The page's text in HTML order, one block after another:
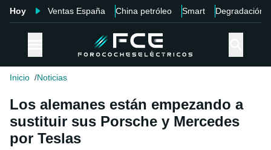
Hoy Ventas España China petróleo Smart Degradación
Inicio Noticias
Los alemanes están empezando a
sustituir sus Porsche y Mercedes
por Teslas